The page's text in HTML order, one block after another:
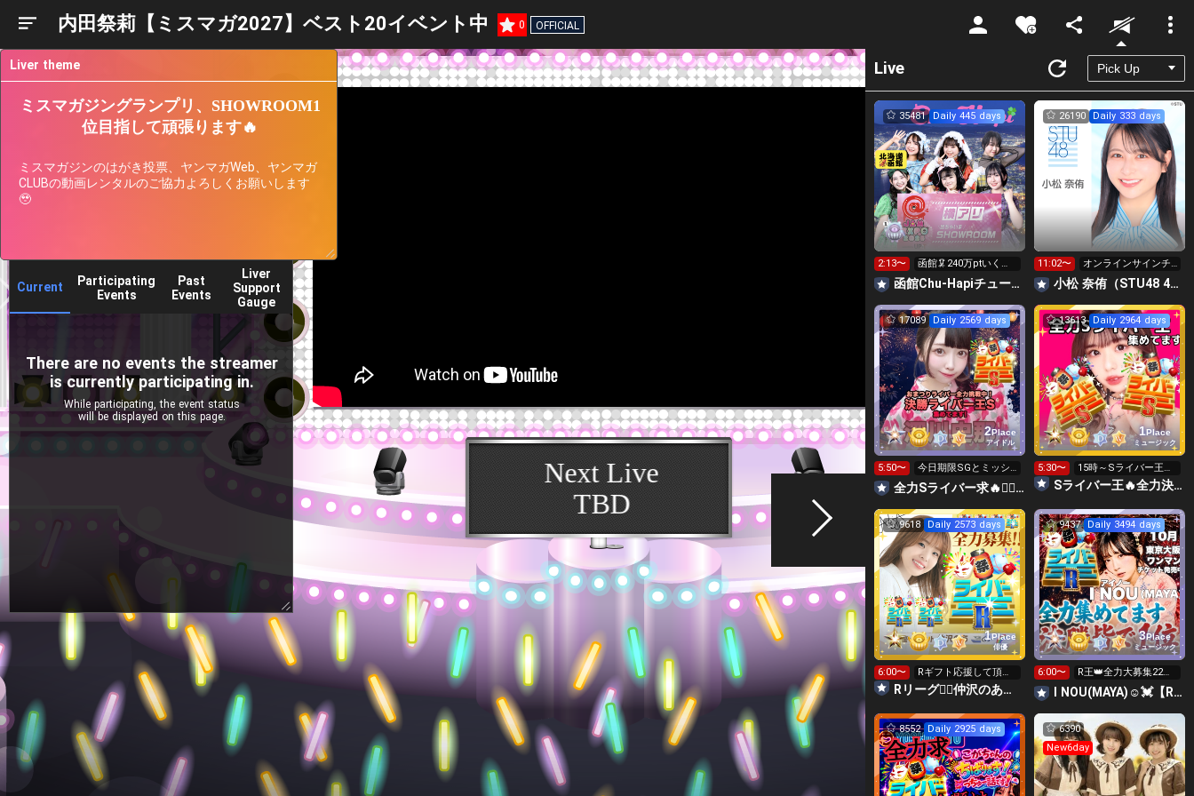
内田祭莉【ミスマガ2027】ベスト20イベント中 0 OFFICIAL
Unmute
Current
Participating
Events
Past
Events
Liver
Support
Gauge
There are no events the streamer
is currently participating in.
While participating, the event status
will be displayed on this page.
Liver theme
ミスマガジングランプリ、SHOWROOM1
位目指して頑張ります🔥
ミスマガジンのはがき投票、ヤンマガWeb、ヤンマガ
CLUBの動画レンタルのご協力よろしくお願いします
🥹
Live
35481 Daily 445 days
2:13〜
函館🦑240万ptいく
ぞ！
函館Chu-Hapiチューハピ🌈
26190 Daily 333 days
11:02〜
オンラインサインチ
ェキ会と握手会受付
中︎💕︎︎
小松 奈侑（STU48 4期研究生）
2Place
アイドル
17089 Daily 2569 days
5:50〜
今日期限SGとミッシ
ョン無料Sライバー求
❤️‍🔥
全力Sライバー求🔥❤️‍🔥147cm深川史那のルーム🐸🎈
1Place
ミュージック
13613 Daily 2964 days
5:30〜
15時～Sライバー王👑
投げれます
Sライバー王🔥全力決勝🗽🌈Annnnnaの空⛱
1Place
俳優
9618 Daily 2573 days
6:00〜
Rギフト応援して頂け
ると嬉しいです🥰初🔥
Rリーグ❤️‍🔥仲沢のあ⛴໒꒱· ﾟ🌈
3Place
ミュージック
9437 Daily 3494 days
6:00〜
R王👑全力大募集22時
迄‼️SG星種8日迄温存 I NOU(MAYA)☺︎︎︎︎💓【R決勝】力合わせて🤝
8552 Daily 2925 days
6390
New6day